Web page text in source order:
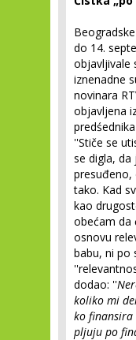
do 14.
objavljivale
iznenadne
novinara
objavljena
''Stiče se
se digla, da
presuđeno,
tako. Kad
kao
obećam da
osnovu
babu, ni po
dodao: ''
koliko mi
ko finansira
pljuju po